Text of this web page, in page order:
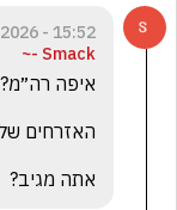
15:52 - 01.06.2026
Smack -~
אתה מגיב?